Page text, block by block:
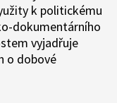
k politickému
dokumentárního
vyjadřuje
o dobové